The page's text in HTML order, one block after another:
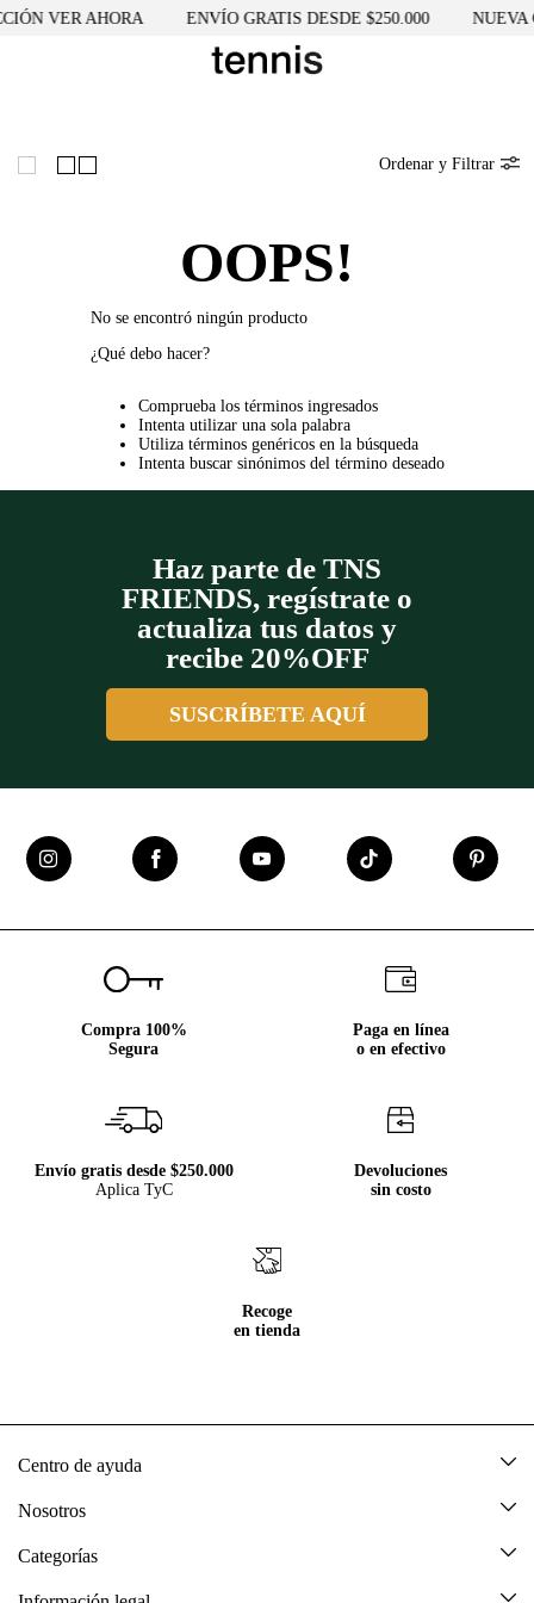
VER AHORA ENVÍO GRATIS DESDE $250.000 NUEVA
Ordenar y Filtrar
OOPS!
No se encontró ningún producto
¿Qué debo hacer?
Comprueba los términos ingresados
Intenta utilizar una sola palabra
Utiliza términos genéricos en la búsqueda
Intenta buscar sinónimos del término deseado
Haz parte de TNS
FRIENDS, regístrate o
actualiza tus datos y
recibe 20%OFF
SUSCRÍBETE AQUÍ
Compra 100%
Segura
Paga en línea
o en efectivo
Envío gratis desde $250.000
Aplica TyC
Devoluciones
sin costo
Recoge
en tienda
Centro de ayuda
Mis pedidos
Nosotros
Acerca de Tennis
Categorías
Nuevo